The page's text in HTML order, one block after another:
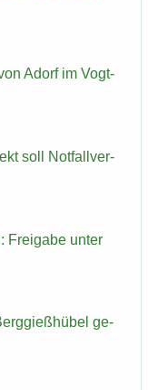
Adorf im Vogt­
soll Not­fall­ver­
Frei­ga­be unter
ge­